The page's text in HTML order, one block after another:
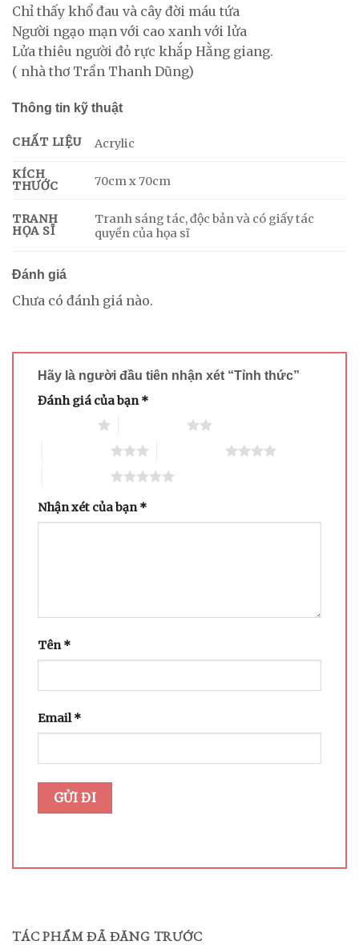
Chỉ thấy khổ đau và cây đời máu tứa
Người ngạo mạn với cao xanh với lửa
Lửa thiêu người đỏ rực khắp Hằng giang.
( nhà thơ Trần Thanh Dũng)
Thông tin kỹ thuật
CHẤT LIỆU Acrylic
KÍCH
THƯỚC
70cm x 70cm
TRANH
HỌA SĨ
Tranh sáng tác, độc bản và có giấy tác
quyền của họa sĩ
Đánh giá
Chưa có đánh giá nào.
Hãy là người đầu tiên nhận xét “Tỉnh thức”
Đánh giá của bạn*
Nhận xét của bạn*
Tên*
Email*
TÁC PHẨM ĐÃ ĐĂNG TRƯỚC